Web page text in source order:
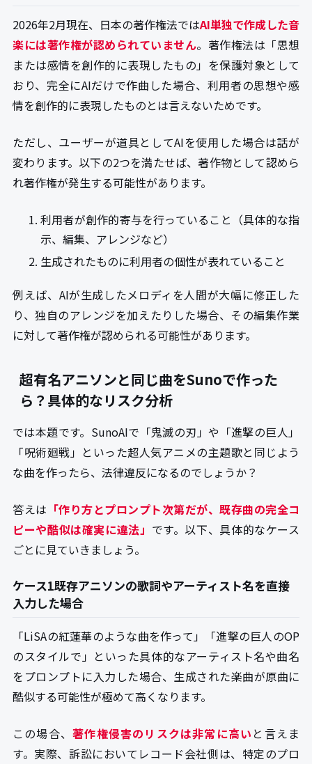
2026年2月現在、日本の著作権法ではAI単独で作成した音
楽には著作権が認められていません。著作権法は「思想
または感情を創作的に表現したもの」を保護対象として
おり、完全にAIだけで作曲した場合、利用者の思想や感
情を創作的に表現したものとは言えないためです。
ただし、ユーザーが道具としてAIを使用した場合は話が
変わります。以下の2つを満たせば、著作物として認めら
れ著作権が発生する可能性があります。
利用者が創作的寄与を行っていること（具体的な指
示、編集、アレンジなど）
生成されたものに利用者の個性が表れていること
例えば、AIが生成したメロディを人間が大幅に修正した
り、独自のアレンジを加えたりした場合、その編集作業
に対して著作権が認められる可能性があります。
超有名アニソンと同じ曲をSunoで作った
ら？具体的なリスク分析
では本題です。SunoAIで「鬼滅の刃」や「進撃の巨人」
「呪術廻戦」といった超人気アニメの主題歌と同じよう
な曲を作ったら、法律違反になるのでしょうか？
答えは 「作り方とプロンプト次第だが、既存曲の完全コ
ピーや酷似は確実に違法」 です。以下、具体的なケース
ごとに見ていきましょう。
ケース1既存アニソンの歌詞やアーティスト名を直接
入力した場合
「LiSAの紅蓮華のような曲を作って」「進撃の巨人のOP
のスタイルで」といった具体的なアーティスト名や曲名
をプロンプトに入力した場合、生成された楽曲が原曲に
酷似する可能性が極めて高くなります。
この場合、著作権侵害のリスクは非常に高い と言えま
す。実際、訴訟においてレコード会社側は、特定のプロ